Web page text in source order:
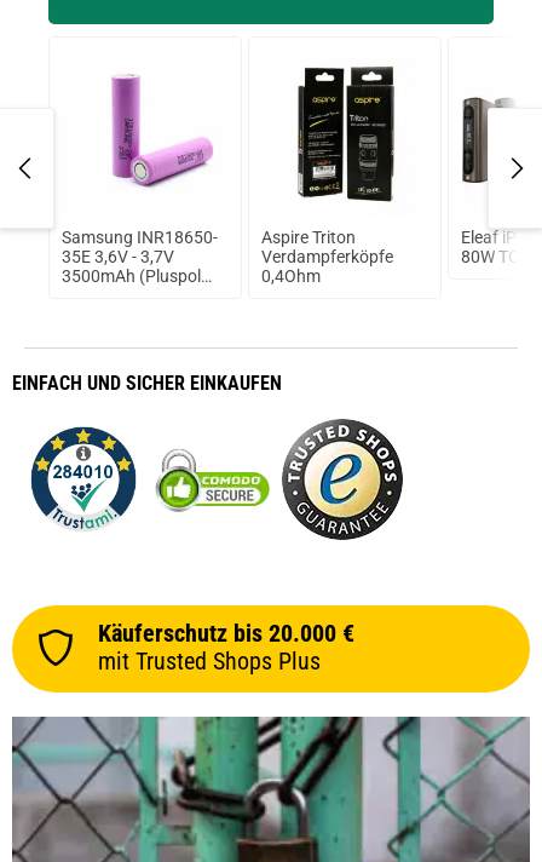
Samsung INR18650-
35E 3,6V - 3,7V
3500mAh (Pluspol
Aspire Triton
Verdampferköpfe
0,4Ohm
Eleaf
80W TC
EINFACH UND SICHER EINKAUFEN
Käuferschutz bis 20.000 €
mit Trusted Shops Plus